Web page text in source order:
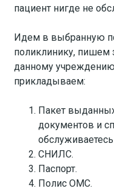
пациент нигде не
Идем в выбранную
поликлинику, пишем
данному
прикладываем:
Пакет
документов и
СНИЛС.
Паспорт.
Полис ОМС.